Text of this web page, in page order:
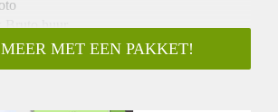
Bruto huur
Ja
MET EEN PAKKET!